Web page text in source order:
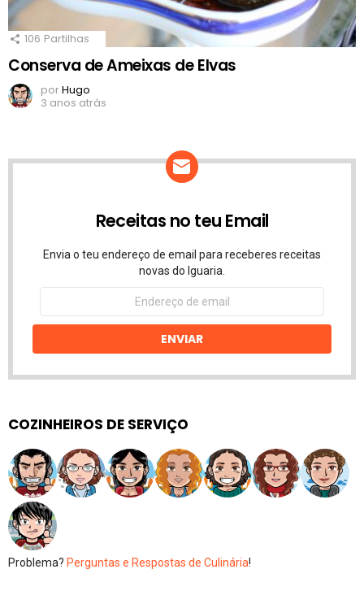
106 Partilhas
Conserva de Ameixas de Elvas
porHugo
3 anos atrás
Receitas no teu Email
Envia o teu endereço de email para receberes receitas
novas do Iguaria.
Endereço
email
ENVIAR
COZINHEIROS DE SERVIÇO
Problema? Perguntas e Respostas de Culinária!